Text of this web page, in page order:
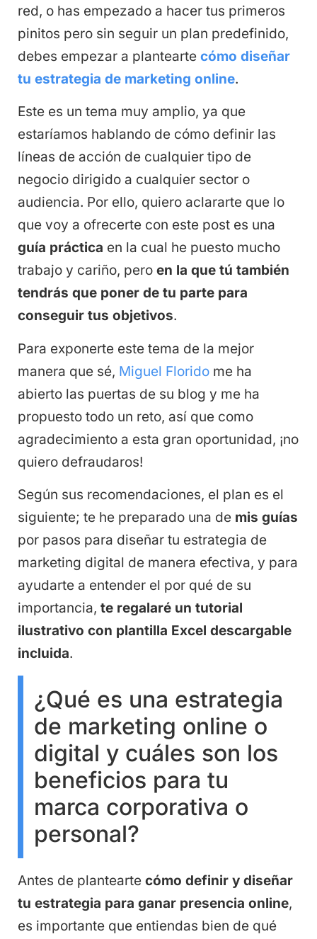
red, o has empezado a hacer tus primeros
pinitos pero sin seguir un plan predefinido,
debes empezar a plantearte cómo diseñar
tu estrategia de marketing online.
Este es un tema muy amplio, ya que
estaríamos hablando de cómo definir las
líneas de acción de cualquier tipo de
negocio dirigido a cualquier sector o
audiencia. Por ello, quiero aclararte que lo
que voy a ofrecerte con este post es una
guía práctica en la cual he puesto mucho
trabajo y cariño, pero en la que tú también
tendrás que poner de tu parte para
conseguir tus objetivos.
Para exponerte este tema de la mejor
manera que sé, Miguel Florido me ha
abierto las puertas de su blog y me ha
propuesto todo un reto, así que como
agradecimiento a esta gran oportunidad, ¡no
quiero defraudaros!
Según sus recomendaciones, el plan es el
siguiente; te he preparado una de mis guías
por pasos para diseñar tu estrategia de
marketing digital de manera efectiva, y para
ayudarte a entender el por qué de su
importancia, te regalaré un tutorial
ilustrativo con plantilla Excel descargable
incluida.
¿Qué es una estrategia
de marketing online o
digital y cuáles son los
beneficios para tu
marca corporativa o
personal?
Antes de plantearte cómo definir y diseñar
tu estrategia para ganar presencia online,
es importante que entiendas bien de qué